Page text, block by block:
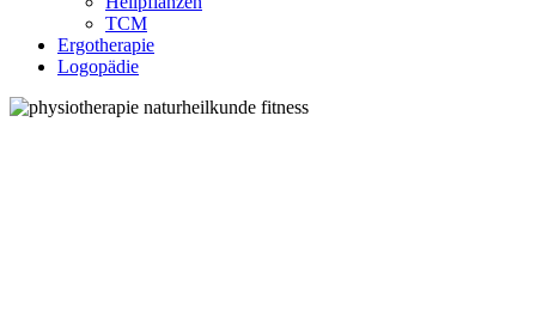
TCM
Ergotherapie
Logopädie